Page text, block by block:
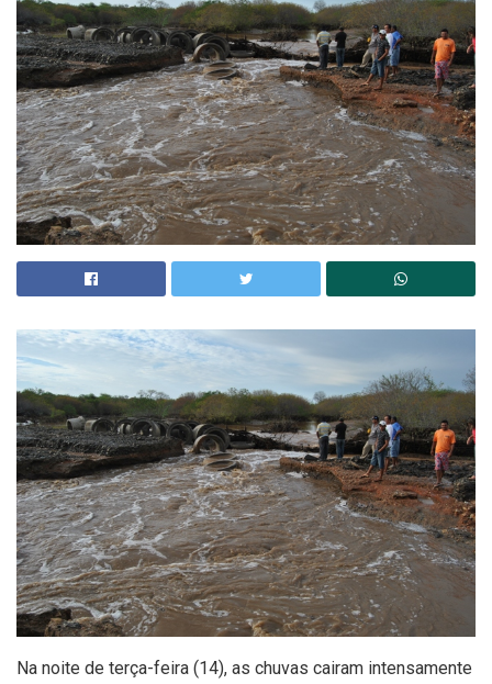
Na noite de terça-feira (14), as chuvas cairam intensamente